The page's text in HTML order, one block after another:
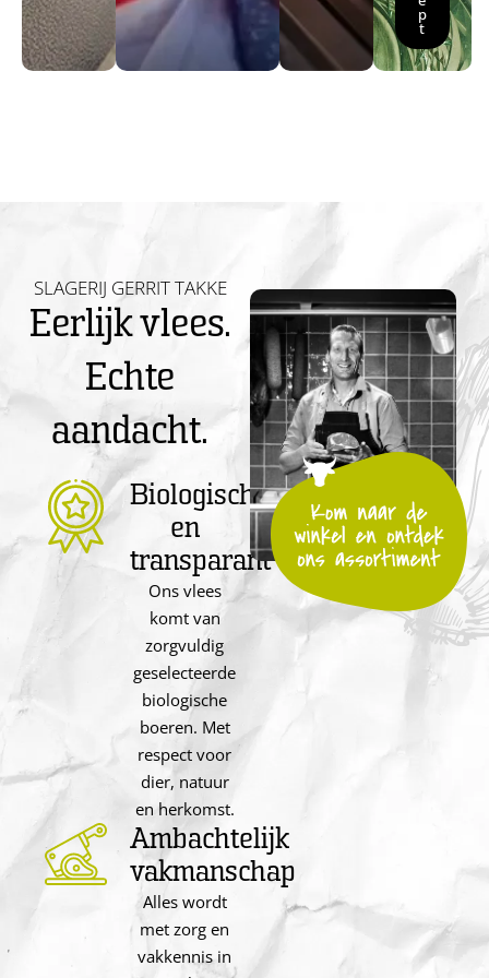
p
t
SLAGERIJ GERRIT TAKKE
Eerlijk vlees.
Echte
aandacht.
Biologisch
en
transparant
Ons vlees
komt van
zorgvuldig
geselecteerde
biologische
boeren. Met
respect voor
dier, natuur
en herkomst.
Ambachtelijk
vakmanschap
Alles wordt
met zorg en
vakkennis in